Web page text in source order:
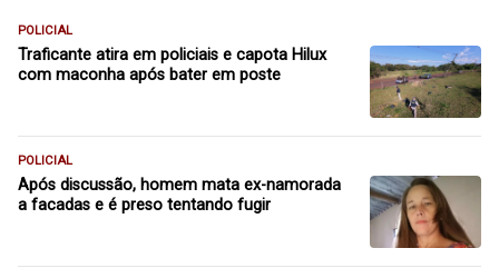
POLICIAL
Traficante atira em policiais e capota Hilux
com maconha após bater em poste
POLICIAL
Após discussão, homem mata ex-namorada
a facadas e é preso tentando fugir